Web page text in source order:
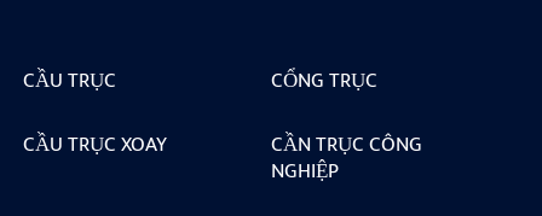
CẦU TRỤC
CỔNG TRỤC
CẦU TRỤC XOAY
CẦN TRỤC CÔNG
NGHIỆP